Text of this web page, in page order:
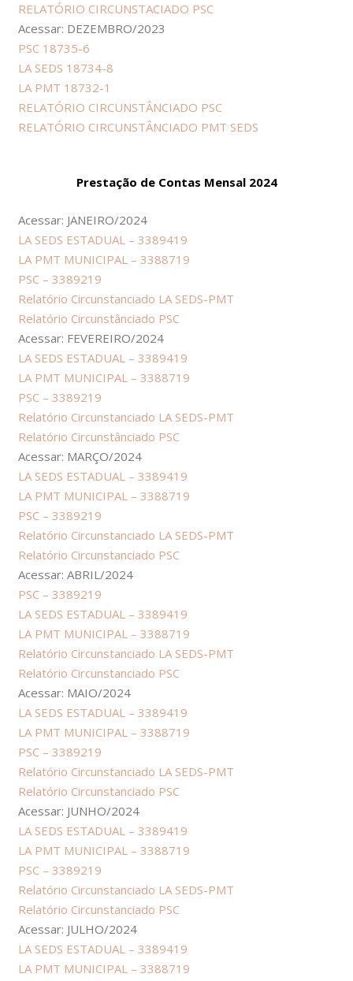
RELATÓRIO CIRCUNSTACIADO PSC
Acessar: DEZEMBRO/2023
PSC 18735-6
LA SEDS 18734-8
LA PMT 18732-1
RELATÓRIO CIRCUNSTÂNCIADO PSC
RELATÓRIO CIRCUNSTÂNCIADO PMT SEDS
Prestação de Contas Mensal 2024
Acessar: JANEIRO/2024
LA SEDS ESTADUAL – 3389419
LA PMT MUNICIPAL – 3388719
PSC – 3389219
Relatório Circunstanciado LA SEDS-PMT
Relatório Circunstânciado PSC
Acessar: FEVEREIRO/2024
LA SEDS ESTADUAL – 3389419
LA PMT MUNICIPAL – 3388719
PSC – 3389219
Relatório Circunstanciado LA SEDS-PMT
Relatório Circunstânciado PSC
Acessar: MARÇO/2024
LA SEDS ESTADUAL – 3389419
LA PMT MUNICIPAL – 3388719
PSC – 3389219
Relatório Circunstanciado LA SEDS-PMT
Relatório Circunstanciado PSC
Acessar: ABRIL/2024
PSC – 3389219
LA SEDS ESTADUAL – 3389419
LA PMT MUNICIPAL – 3388719
Relatório Circunstanciado LA SEDS-PMT
Relatório Circunstanciado PSC
Acessar: MAIO/2024
LA SEDS ESTADUAL – 3389419
LA PMT MUNICIPAL – 3388719
PSC – 3389219
Relatório Circunstanciado LA SEDS-PMT
Relatório Circunstanciado PSC
Acessar: JUNHO/2024
LA SEDS ESTADUAL – 3389419
LA PMT MUNICIPAL – 3388719
PSC – 3389219
Relatório Circunstanciado LA SEDS-PMT
Relatório Circunstanciado PSC
Acessar: JULHO/2024
LA SEDS ESTADUAL – 3389419
LA PMT MUNICIPAL – 3388719